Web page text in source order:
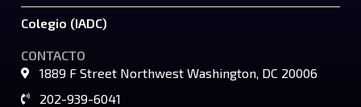
Colegio (IADC)
CONTACTO
1889 F Street Northwest Washington, DC 20006
202-939-6041